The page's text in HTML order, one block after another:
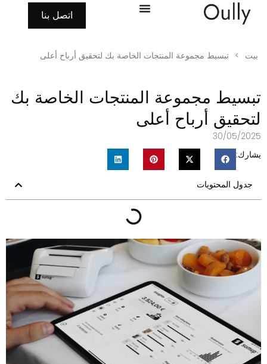
اتصل بنا
بيت > تبسيط مجموعة المنتجات الخاصة بك لتحقيق أرباح أعلى
مجموعة المنتجات الخاصة بك
أرباح أعلى
30/05/
جدول المحتويات